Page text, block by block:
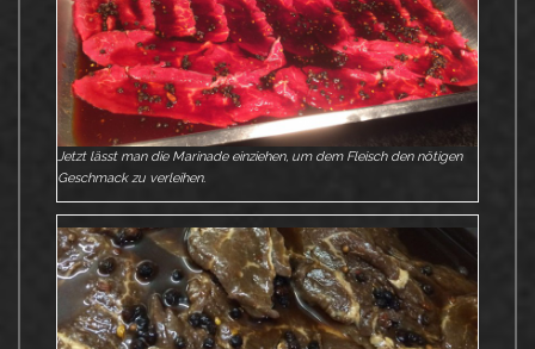
Jetzt lässt man die Marinade einziehen, um dem Fleisch den nötigen
Geschmack zu verleihen.